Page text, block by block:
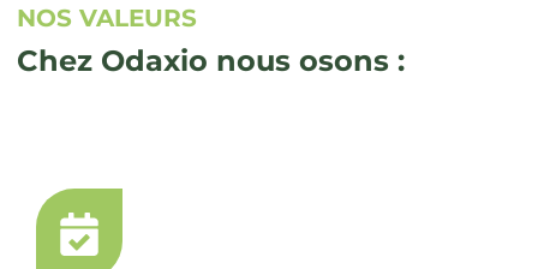
NOS VALEURS
Chez Odaxio nous osons :